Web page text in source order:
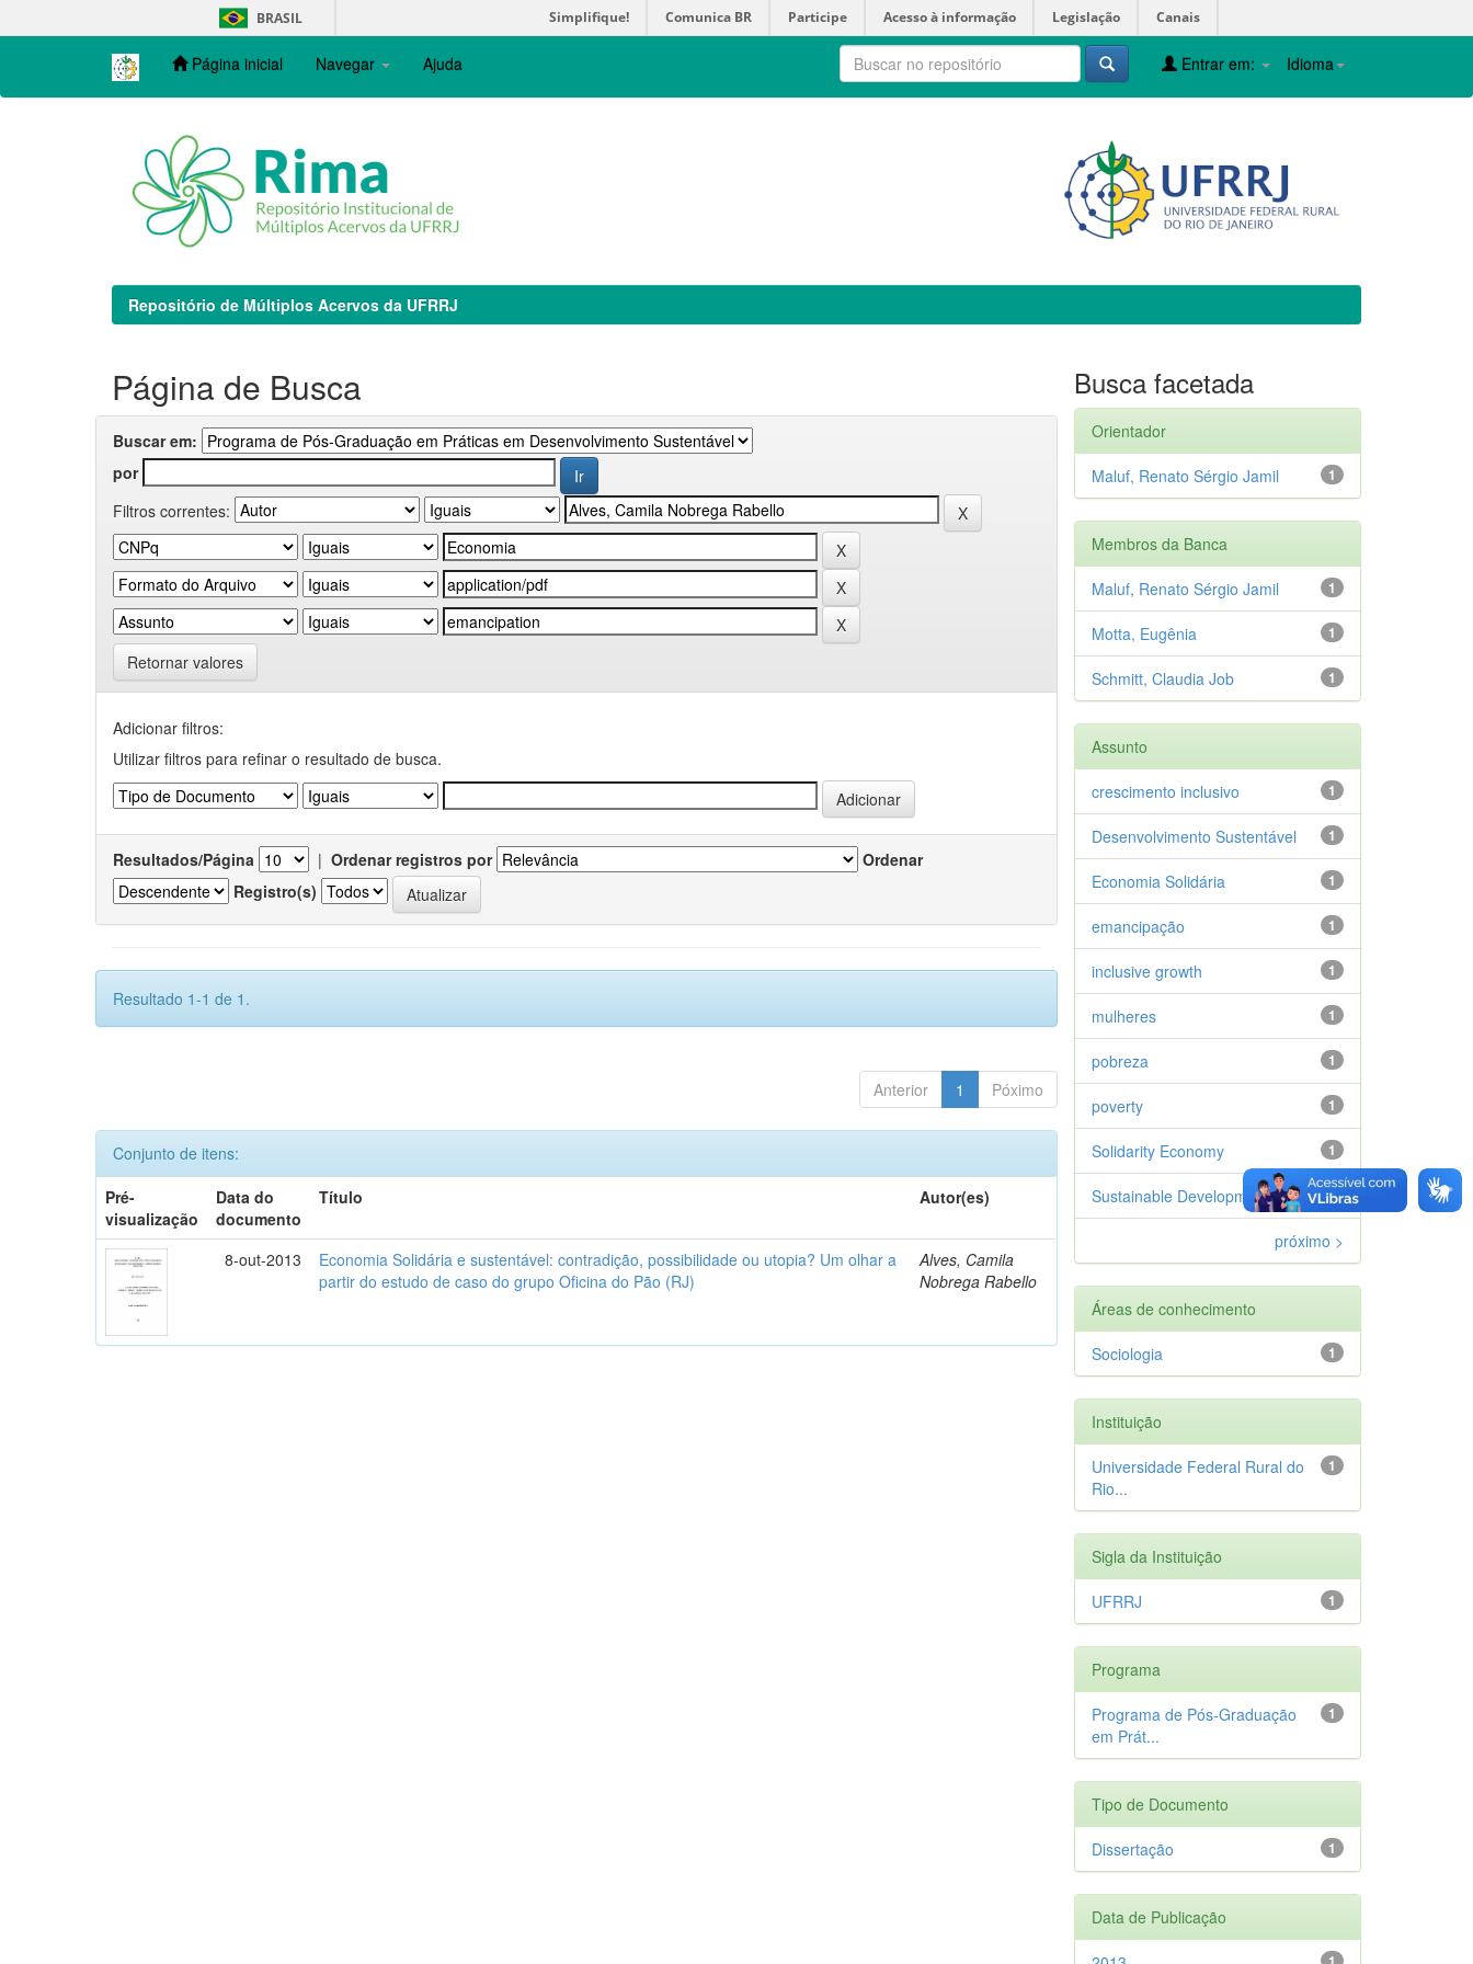
navigation
BRASIL Simplifique! Comunica BR Participe Acesso à informação Legislação Canais
Página inicial Navegar Ajuda Idioma
Entrar em:
Repositório de Múltiplos Acervos da UFRRJ
Página de Busca
Buscar em:
por
Filtros correntes:
Retornar valores
Adicionar filtros:
Utilizar filtros para refinar o resultado de busca.
Resultados/Página | Ordenar registros por
Ordenar
Registro(s)
Resultado 1-1 de 1.
Anterior 1 Póximo
Conjunto de itens:
Pré-
visualização
Data do
documento
Título Autor(es)
8-out-2013
Economia Solidária e sustentável: contradição, possibilidade ou utopia? Um olhar a
partir do estudo de caso do grupo Oficina do Pão (RJ)
Alves, Camila
Nobrega Rabello
Busca facetada
Orientador
1
Maluf, Renato Sérgio Jamil
Membros da Banca
1
Maluf, Renato Sérgio Jamil
1
Motta, Eugênia
1
Schmitt, Claudia Job
Assunto
1
crescimento inclusivo
1
Desenvolvimento Sustentável
1
Economia Solidária
1
emancipação
1
inclusive growth
1
mulheres
1
pobreza
1
poverty
1
Solidarity Economy
1
Sustainable Development
próximo >
Áreas de conhecimento
1
Sociologia
Instituição
1
Universidade Federal Rural do
Rio...
Sigla da Instituição
1
UFRRJ
Programa
1
Programa de Pós-Graduação
em Prát...
Tipo de Documento
1
Dissertação
Data de Publicação